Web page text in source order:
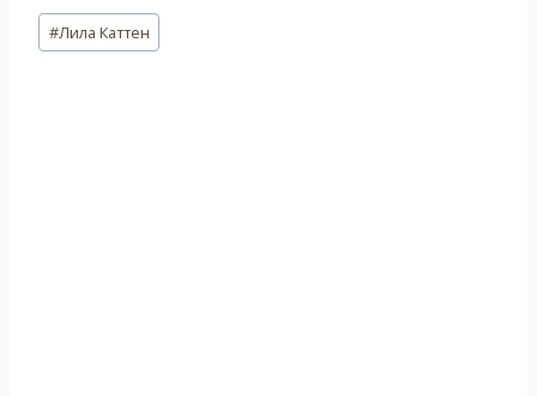
Метки
записи:
#Лила Каттен